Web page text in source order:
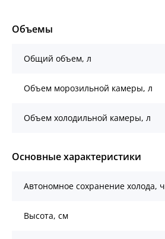
Объемы
Общий объем, л
Объем морозильной камеры, л
Объем холодильной камеры, л
Основные характеристики
Автономное сохранение холода, ч
Высота, см